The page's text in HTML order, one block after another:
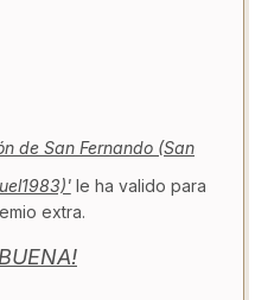
de San Fernando (San
le ha valido para
extra.